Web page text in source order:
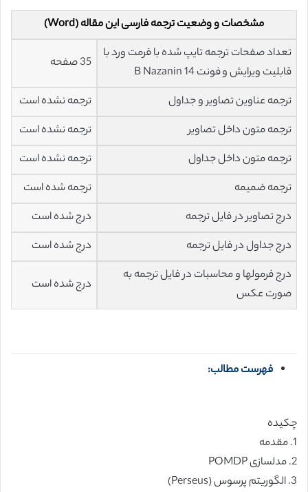
مشخصات و وضعیت ترجمه فارسی این مقاله (Word)
تعداد صفحات ترجمه تایپ شده با فرمت ورد با
قابلیت ویرایش و فونت 14 B Nazanin
35 صفحه
ترجمه عناوین تصاویر و جداول
ترجمه نشده است
ترجمه متون داخل تصاویر
ترجمه نشده است
ترجمه متون داخل جداول
ترجمه نشده است
ترجمه ضمیمه
ترجمه شده است
درج تصاویر در فایل ترجمه
درج شده است
درج جداول در فایل ترجمه
درج شده است
درج فرمولها و محاسبات در فایل ترجمه به
صورت عکس
درج شده است
فهرست مطالب:
چکیده
1. مقدمه
2. مدلسازی POMDP
3. الگوریتم پرسوس (Perseus)